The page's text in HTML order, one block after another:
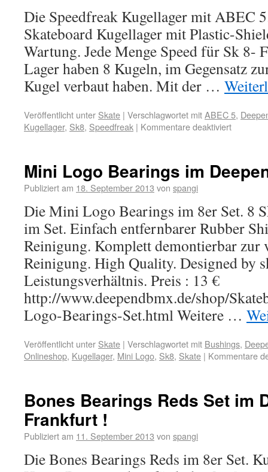
Die Speedfreak Kugellager mit ABEC
Skateboard Kugellager mit Plastic-
Wartung. Jede Menge Speed für Sk 8-
Lager haben 8 Kugeln, im Gegensatz
Kugel verbaut haben. Mit der …
Veröffentlicht unter Skate | Verschlagwortet mitABEC 5,
Kugellager, Sk8, Speedfreak | Kommentare deaktiviert
Mini Logo Bearings im
Publiziert am 18. September 2013 von spangi
Die Mini Logo Bearings im 8er Set. 8
im Set. Einfach entfernbarer Rubber
Reinigung. Komplett demontierbar zur
Reinigung. High Quality. Designed by
Leistungsverhältnis. Preis : 13 €
http://www.deependbmx.de/shop/
Logo-Bearings-Set.html Weitere …
Veröffentlicht unter Skate | Verschlagwortet mit Bushings,
Onlineshop, Kugellager, Mini Logo, Sk8, Skate | Kommentare
Bones Bearings Reds Set im
Frankfurt !
Publiziert am 11. September 2013 von spangi
Die Bones Bearings Reds im 8er Set.